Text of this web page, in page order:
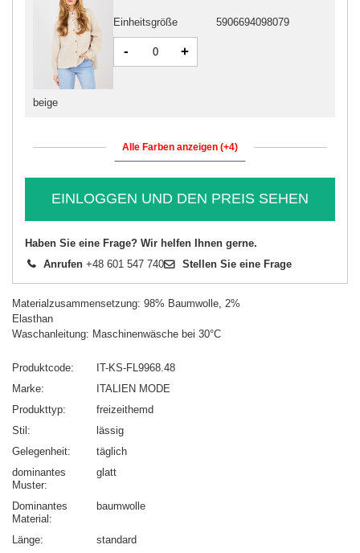
beige
Einheitsgröße 5906694098079
- +
Alle Farben anzeigen (+4)
EINLOGGEN UND DEN PREIS SEHEN
Haben Sie eine Frage? Wir helfen Ihnen gerne.
Anrufen +48 601 547 740 Stellen Sie eine Frage
Materialzusammensetzung: 98% Baumwolle, 2%
Elasthan
Waschanleitung: Maschinenwäsche bei 30°C
Produktcode
IT-KS-FL9968.48
Marke
ITALIEN MODE
Produkttyp
freizeithemd
Stil
lässig
Gelegenheit
täglich
dominantes
Muster
glatt
Dominantes
Material
baumwolle
Länge
standard